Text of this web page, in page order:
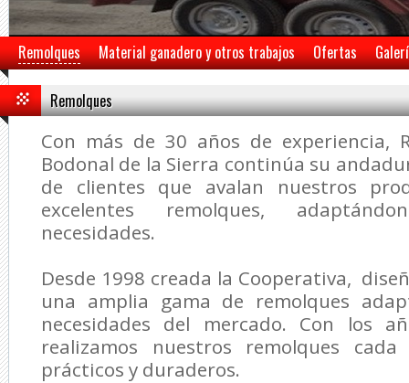
Remolques Material ganadero y otros trabajos Ofertas
Remolques
Con más de 30 años de experiencia,
Bodonal de la Sierra continúa su
de clientes que avalan nuestros
excelentes remolques,
necesidades.
Desde 1998 creada la Cooperativa,
una amplia gama de remolques
necesidades del mercado. Con los
realizamos nuestros remolques
prácticos y duraderos.